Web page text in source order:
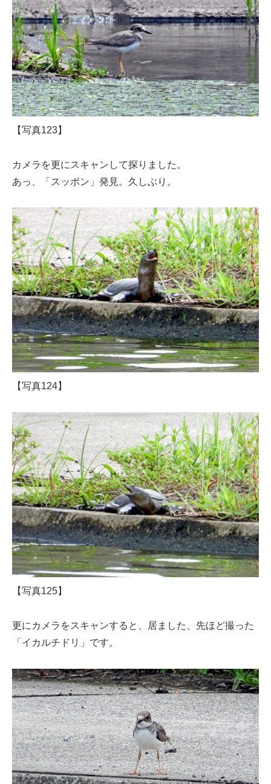
【写真123】
カメラを更にスキャンして探りました。
あっ、「スッポン」発見。久しぶり。
【写真124】
【写真125】
更にカメラをスキャンすると、居ました、先ほど撮った
「イカルチドリ」です。